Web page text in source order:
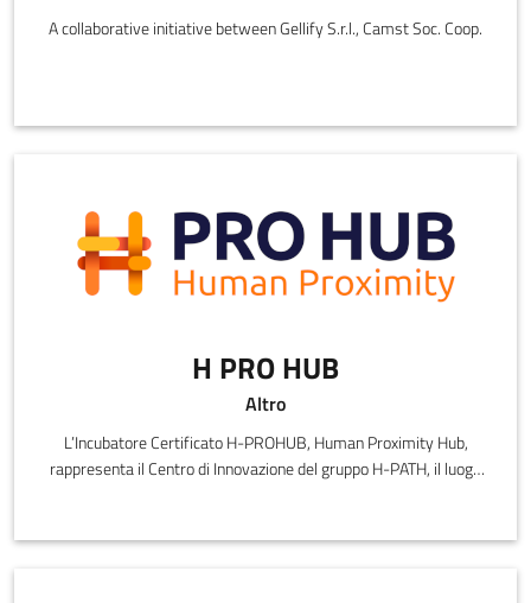
A collaborative initiative between Gellify S.r.l., Camst Soc. Coop.
H PRO HUB
Altro
L’Incubatore Certificato H-PROHUB, Human Proximity Hub,
rappresenta il Centro di Innovazione del gruppo H-PATH, il luogo